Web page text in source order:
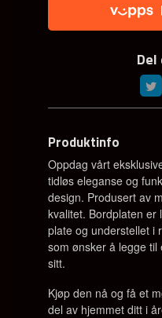
Produktinfo
Oppdag vårt
tidløs eleganse og
design. Produsert av
kvalitet. Bordplaten er
plate og understellet i
som ønsker å legge
sitt.
Kjøp den nå og få et
del av hjemmet ditt i